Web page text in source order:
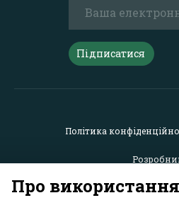
Підписатися
Політика
Про